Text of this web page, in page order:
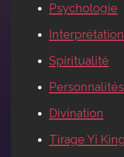
Psychologie
Interprétation
Spiritualité
Personnalités
Divination
Tirage Yi